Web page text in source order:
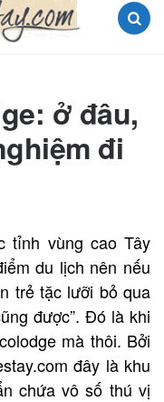
ở đâu,
đi
tỉnh vùng cao Tây
du lịch nên nếu
trẻ tặc lưỡi bỏ qua
được”. Đó là khi
mà thôi. Bởi
đây là khu
chứa vô số thú vị